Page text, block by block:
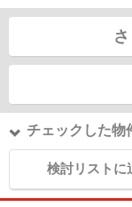
チェックした物
検討リストに